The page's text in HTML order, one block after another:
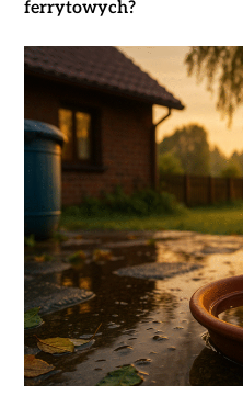
ferrytowych?